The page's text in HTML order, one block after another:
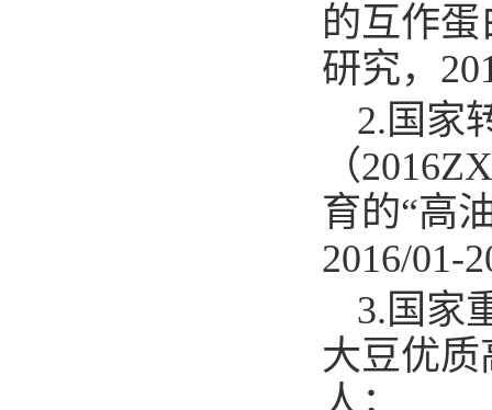
的互作
研究，
2.国家
（
育的“高
2016/01-
3.国家
大豆优质